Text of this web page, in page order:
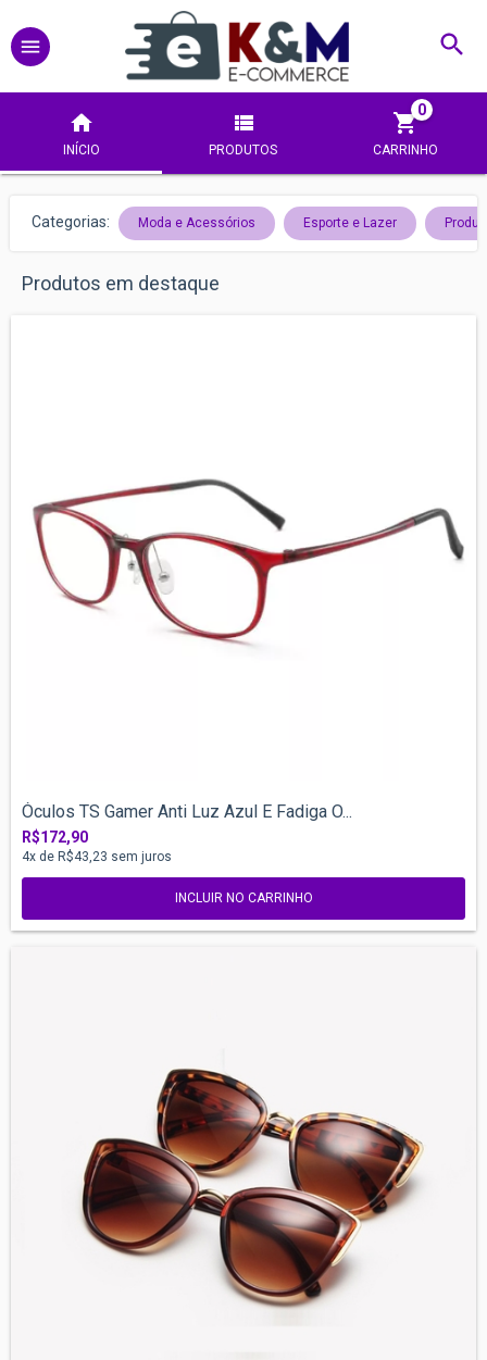
INÍCIO PRODUTOS CARRINHO
0
Categorias: Moda e Acessórios Esporte e Lazer
Produtos em destaque
Óculos TS Gamer Anti Luz Azul E Fadiga O...
R$172,90
4x de R$43,23 sem juros
INCLUIR NO CARRINHO